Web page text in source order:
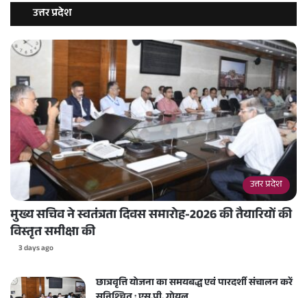
उत्तर प्रदेश
उत्तर प्रदेश
मुख्य सचिव ने स्वतंत्रता दिवस समारोह-2026 की तैयारियों की
विस्तृत समीक्षा की
3 days ago
छात्रवृत्ति योजना का समयबद्ध एवं पारदर्शी संचालन करें